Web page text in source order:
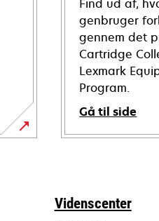
Find ud af,
genbruger
gennem det
Cartridge
Lexmark
Program.
Gå til side
Videnscenter